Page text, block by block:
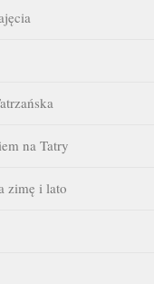
na Tatry
zimę i lato